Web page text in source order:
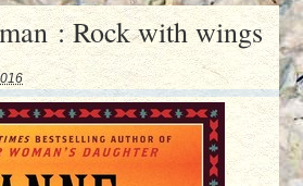
: Rock with wings